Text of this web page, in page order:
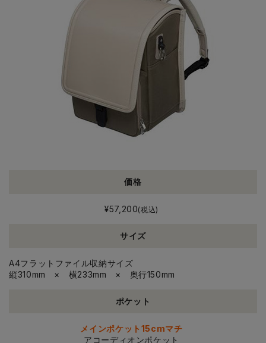
価格
¥57,200(税込)
サイズ
A4フラットファイル収納サイズ
縦310mm × 横233mm × 奥行150mm
ポケット
メインポケット15cmマチ
アコーディオンポケット